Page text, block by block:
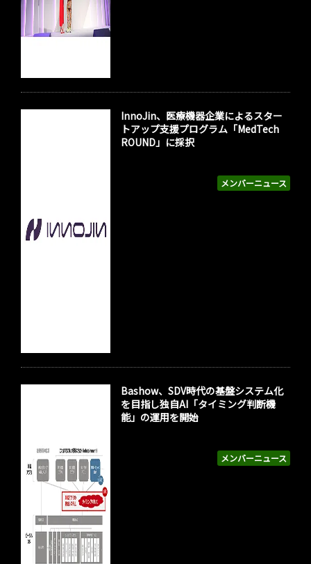
メンバーニュース
InnoJin、医療機器企業によるスター
トアップ支援プログラム「MedTech
ROUND」に採択
メンバーニュース
Bashow、SDV時代の基盤システム化
を目指し独自AI「タイミング判断機
能」の運用を開始